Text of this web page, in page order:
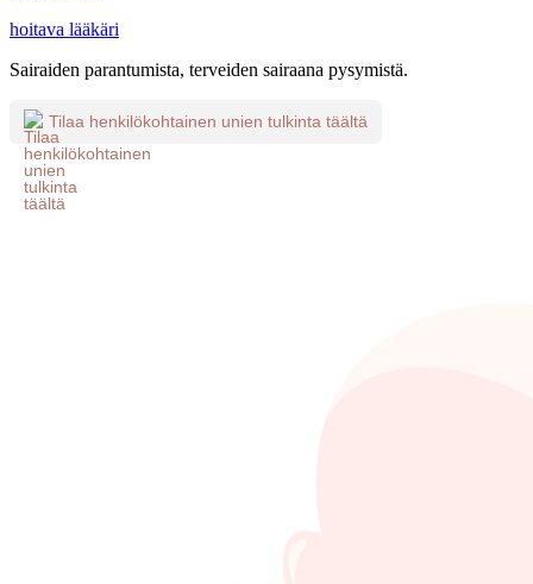
hoitava lääkäri
Sairaiden parantumista, terveiden sairaana pysymistä.
Tilaa henkilökohtainen unien tulkinta täältä